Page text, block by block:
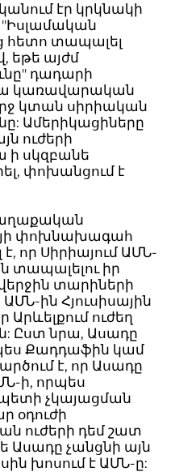
էր կրկնակի
"Իսլամական
հետո տապալել
եթե այժմ
դադարի
կառավարական
կտան սիրիական
Ամերիկացիները
ուժերի
ի սկզբանե
փոխանցում է
փոխնախագահ
է, որ Սիրիայում ԱՄՆ-
տապալելու իր
տարիների
ին Հյուսիսային
Արևելքում ուժեղ
Ըստ նրա, Ասադը
Քադդաֆին կամ
է, որ Ասադը
ի, որպես
չկայացման
օդուժի
ուժերի դեմ շատ
Ասադը չանցնի այն
խոսում է ԱՄՆ-ը: